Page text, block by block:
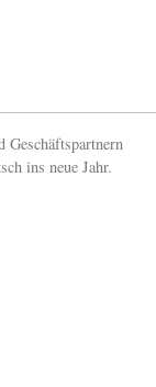
ins neue Jahr.